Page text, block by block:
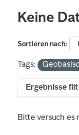
Keine
Sortieren nach
Tags:
Ergebnisse
Bitte versuch es